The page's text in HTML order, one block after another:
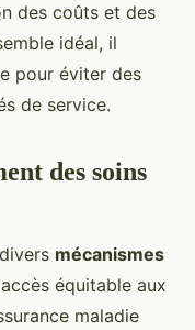
des coûts et des
idéal, il
pour éviter des
de service.
des soins
mécanismes
équitable aux
maladie